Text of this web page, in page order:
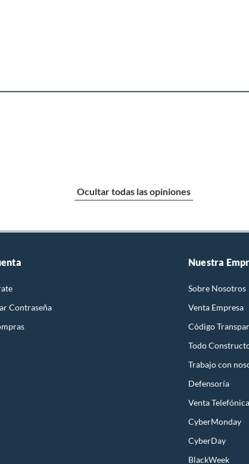
Ocultar todas las opiniones
Contraseña
Nuestra
Sobre Nosotros
Venta Empresa
Código
Todo
Trabajo con
Defensoría
Venta Telefónica
CyberMonday
CyberDay
BlackWeek